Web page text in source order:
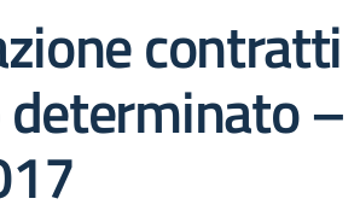
contratti
–